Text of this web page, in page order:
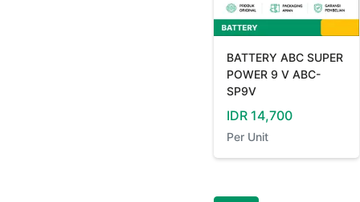
BATTERY ABC SUPER
POWER 9 V ABC-
SP9V
IDR 14,700
Per Unit